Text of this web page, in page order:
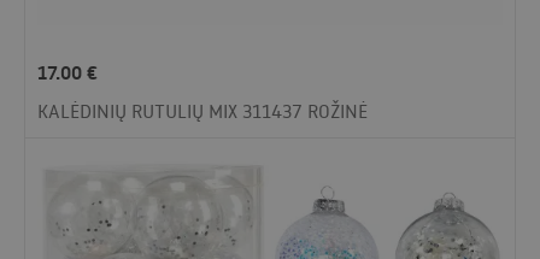
17.00€
KALĖDINIŲ RUTULIŲ MIX 311437 ROŽINĖ